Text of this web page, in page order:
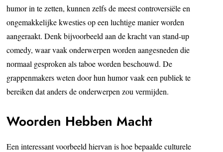
humor in te zetten, kunnen zelfs de meest controversiële en
ongemakkelijke kwesties op een luchtige manier worden
aangeraakt. Denk bijvoorbeeld aan de kracht van stand-up
comedy, waar vaak onderwerpen worden aangesneden die
normaal gesproken als taboe worden beschouwd. De
grappenmakers weten door hun humor vaak een publiek te
bereiken dat anders de onderwerpen zou vermijden.
Woorden Hebben Macht
Een interessant voorbeeld hiervan is hoe bepaalde culturele